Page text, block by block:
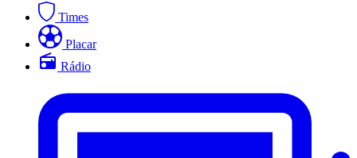
Times
Placar
Rádio